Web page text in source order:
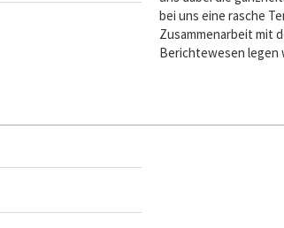
bei uns eine rasche
Zusammenarbeit mit
Berichtewesen legen